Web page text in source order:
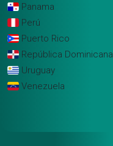
Panama
Perú
Puerto Rico
República Dominicana
Uruguay
Venezuela